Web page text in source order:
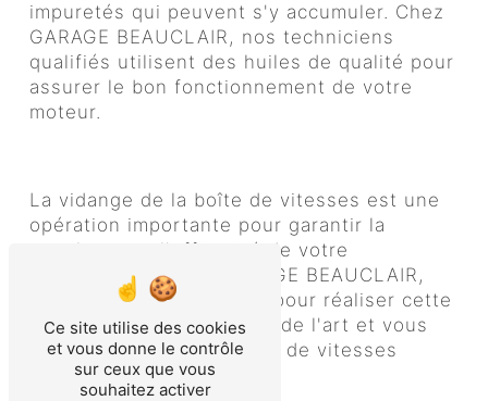
impuretés qui peuvent s'y accumuler. Chez
GARAGE BEAUCLAIR, nos techniciens
qualifiés utilisent des huiles de qualité pour
assurer le bon fonctionnement de votre
moteur.
La vidange de la boîte de vitesses est une
opération importante pour garantir la
souplesse et l'efficacité de votre
transmission. Chez GARAGE BEAUCLAIR,
nos experts sont formés pour réaliser cette
opération dans les règles de l'art et vous
garantir des changements de vitesses
fluides et précis.
Ce site utilise des cookies
et vous donne le contrôle
sur ceux que vous
souhaitez activer